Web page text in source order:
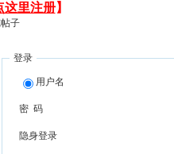
这里注册】
子
登录
用户名
密 码
隐身登录